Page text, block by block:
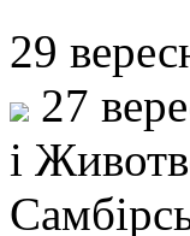
29
27
і